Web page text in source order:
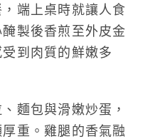
端上桌時就讓人食
製後香煎至外皮金
到肉質的鮮嫩多
麵包與滑嫩炒蛋，
重。雞腿的香氣融